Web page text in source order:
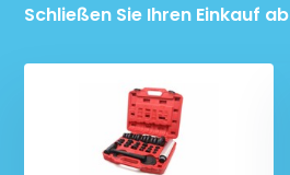
Schließen Sie Ihren Einkauf ab